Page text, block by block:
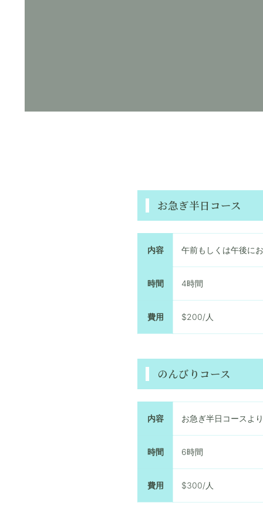
お急ぎ半日コース
内容 午前もしくは午後に
時間 4時間
費用 $200/人
のんびりコース
内容 お急ぎ半日コースよ
時間 6時間
費用 $300/人